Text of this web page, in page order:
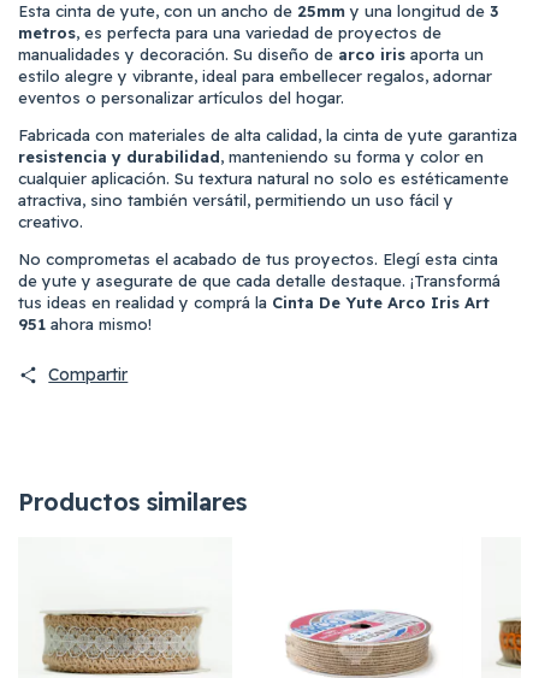
Esta cinta de yute, con un ancho de 25mmy una longitud de 3
metros, es perfecta para una variedad de proyectos de
manualidades y decoración. Su diseño de arco iris aporta un
estilo alegre y vibrante, ideal para embellecer regalos, adornar
eventos o personalizar artículos del hogar.
Fabricada con materiales de alta calidad, la cinta de yute garantiza
resistencia y durabilidad, manteniendo su forma y color en
cualquier aplicación. Su textura natural no solo es estéticamente
atractiva, sino también versátil, permitiendo un uso fácil y
creativo.
No comprometas el acabado de tus proyectos. Elegí esta cinta
de yute y asegurate de que cada detalle destaque. ¡Transformá
tus ideas en realidad y comprá la Cinta De Yute Arco Iris Art
951 ahora mismo!
Compartir
Productos similares